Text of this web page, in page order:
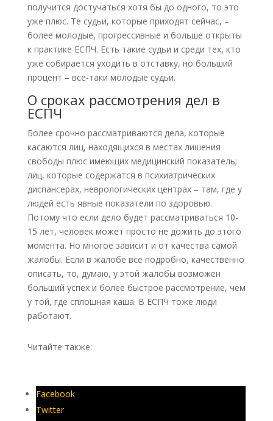
получится достучаться хотя бы до одного, то это
уже плюс. Те судьи, которые приходят сейчас, –
более молодые, прогрессивные и больше открыты
к практике ЕСПЧ. Есть такие судьи и среди тех, кто
уже собирается уходить в отставку, но больший
процент – все-таки молодые судьи.
О сроках рассмотрения дел в
ЕСПЧ
Более срочно рассматриваются дела, которые
касаются лиц, находящихся в местах лишения
свободы плюс имеющих медицинский показатель;
лиц, которые содержатся в психиатрических
диспансерах, неврологических центрах – там, где у
людей есть явные показатели по здоровью.
Потому что если дело будет рассматриваться 10-
15 лет, человек может просто не дожить до этого
момента. Но многое зависит и от качества самой
жалобы. Если в жалобе все подробно, качественно
описать, то, думаю, у этой жалобы возможен
больший успех и более быстрое рассмотрение, чем
у той, где сплошная каша. В ЕСПЧ тоже люди
работают.
Читайте также:
Facebook
Twitter